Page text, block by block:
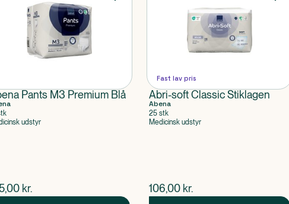
Pants M3 Premium Blå
udstyr
pris
kr.
Fast lav pris
Abri-soft Classic Stiklagen
Abena
25 stk
Medicinsk udstyr
$nuværende pris
106,00 kr.